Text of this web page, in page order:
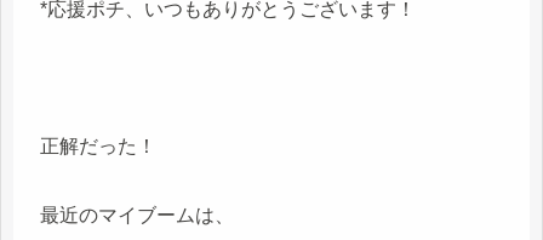
*応援ポチ、いつもありがとうございます！
正解だった！
最近のマイブームは、